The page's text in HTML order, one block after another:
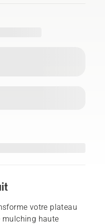
votre plateau
mulching haute